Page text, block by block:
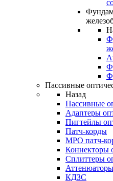
Пассивные
Назад
Пассивные
Адаптеры
Пигтейлы
Патч-корды
MPO патч-
Коннекторы
Сплиттеры
Аттенюаторы
КДЗС